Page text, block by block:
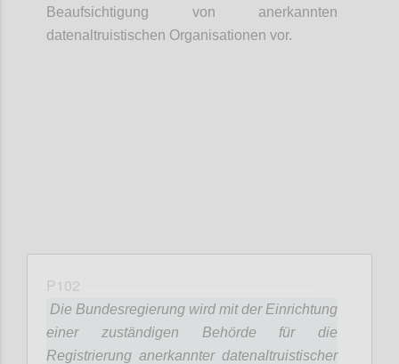
Beaufsichtigung von anerkannten
datenaltruistischen Organisationen vor.
P102
Die Bundesregierung wird mit der Einrichtung
einer zuständigen Behörde für die
Registrierung anerkannter datenaltruistischer